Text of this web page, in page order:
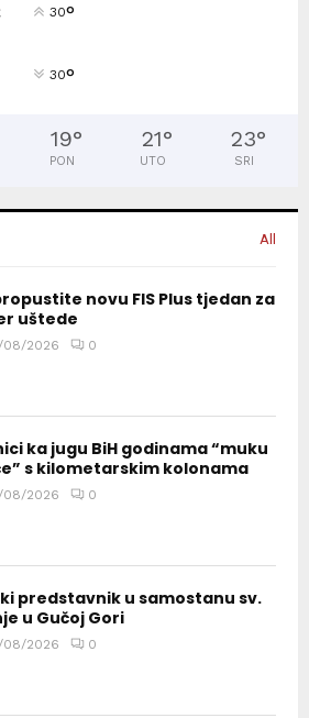
30°
30°
19°
PON
21°
UTO
23°
SRI
All
novu FIS Plus tjedan za
uštede
08/2026 0
ka jugu BiH godinama “muku
s kilometarskim kolonama
08/2026 0
predstavnik u samostanu sv.
u Gučoj Gori
08/2026 0